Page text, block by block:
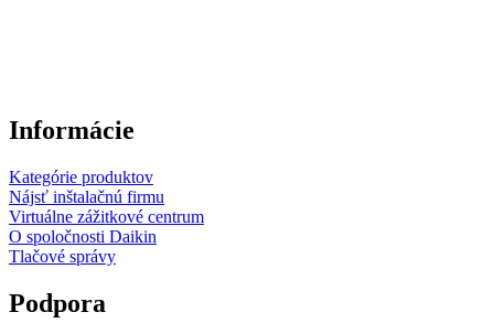
Informácie
Kategórie produktov
Nájsť inštalačnú firmu
Virtuálne zážitkové centrum
O spoločnosti Daikin
Tlačové správy
Podpora